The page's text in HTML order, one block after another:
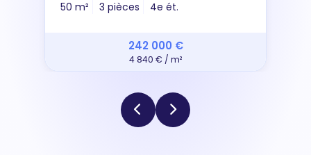
50 m² 3 pièces 4e ét.
242 000 €
4 840 € / m²